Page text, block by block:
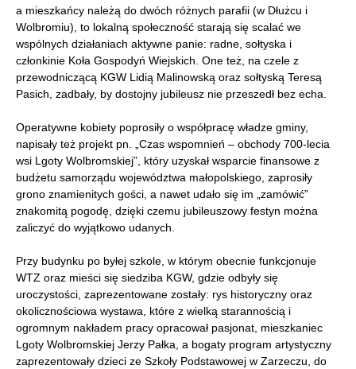
a mieszkańcy należą do dwóch różnych parafii (w Dłużcu i
Wolbromiu), to lokalną społeczność starają się scalać we
wspólnych działaniach aktywne panie: radne, sołtyska i
członkinie Koła Gospodyń Wiejskich. One też, na czele z
przewodniczącą KGW Lidią Malinowską oraz sołtyską Teresą
Pasich, zadbały, by dostojny jubileusz nie przeszedł bez echa.
Operatywne kobiety poprosiły o współpracę władze gminy,
napisały też projekt pn. „Czas wspomnień – obchody 700-lecia
wsi Lgoty Wolbromskiej”, który uzyskał wsparcie finansowe z
budżetu samorządu województwa małopolskiego, zaprosiły
grono znamienitych gości, a nawet udało się im „zamówić”
znakomitą pogodę, dzięki czemu jubileuszowy festyn można
zaliczyć do wyjątkowo udanych.
Przy budynku po byłej szkole, w którym obecnie funkcjonuje
WTZ oraz mieści się siedziba KGW, gdzie odbyły się
uroczystości, zaprezentowane zostały: rys historyczny oraz
okolicznościowa wystawa, które z wielką starannością i
ogromnym nakładem pracy opracował pasjonat, mieszkaniec
Lgoty Wolbromskiej Jerzy Pałka, a bogaty program artystyczny
zaprezentowały dzieci ze Szkoły Podstawowej w Zarzeczu, do